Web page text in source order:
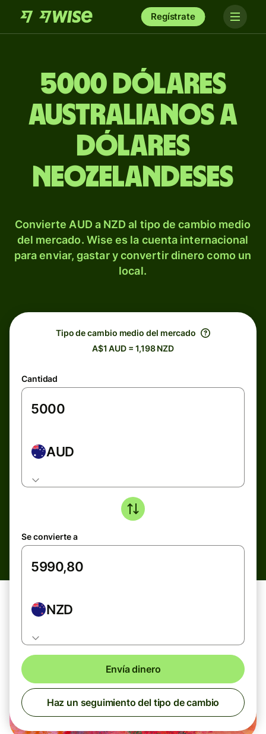
Regístrate
5000 dólares
australianos a
dólares
neozelandeses
Convierte AUD a NZD al tipo de cambio medio
del mercado. Wise es la cuenta internacional
para enviar, gastar y convertir dinero como un
local.
Tipo de cambio medio del mercado
A$1 AUD = 1,198 NZD
Cantidad
AUD
Se convierte a
NZD
Envía dinero
Haz un seguimiento del tipo de cambio